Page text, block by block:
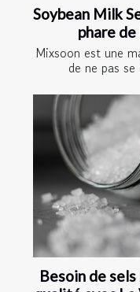
Soybean Milk
phare
Mixsoon est une
de ne pas
Besoin de